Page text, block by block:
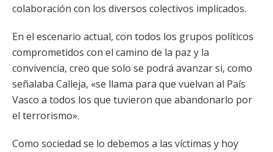
colaboración con los diversos colectivos implicados.
En el escenario actual, con todos los grupos políticos
comprometidos con el camino de la paz y la
convivencia, creo que solo se podrá avanzar si, como
señalaba Calleja, «se llama para que vuelvan al País
Vasco a todos los que tuvieron que abandonarlo por
el terrorismo».
Como sociedad se lo debemos a las víctimas y hoy